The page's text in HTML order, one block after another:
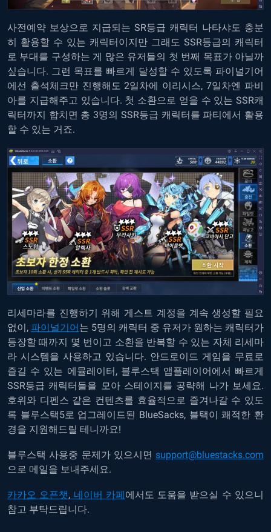
사전예약 보상으로 지급되는 SR등급 캐릭터 나타샤도 충분
히 활용할 수 있는 캐릭터이지만 그래도 SSR등급의 캐릭터
로 부대를 구성하는 게 많은 유저들의 첫 번째 목표가 아닐까
싶습니다. 그런 목표를 빠르게 달성할 수 있도록 파이널기어
에선 출석체크만 진행해도 2일차에 이리시스, 7일차엔 파비
아를 지급해주고 있습니다. 첫 소환으로 얻을 수 있는 SSR캐
릭터까지 합치면 총 3명의 SSR등급 캐릭터를 파티에서 활용
할 수 있는 거죠.
리세마라를 진행하기 위해 게스트 계정을 계속 생성할 필요
없이, 파이널기어는 5명의 캐릭터 중 유저가 원하는 캐릭터가
등장할 때까지 몇 번이고 소환을 반복할 수 있는 자체 리세마
라 시스템을 사용하고 있습니다. 안드로이드 게임을 무료로
즐길 수 있는 에뮬레이터, 블루스택 앱플레이어에서 빠르게
SSR등급 캐릭터들을 모아 스테이지를 공략해 나가 보세요.
호위와 디펜스 같은 컨텐츠를 효율적으로 즐겨나갈 수 있도
록 블루스택5로 업그레이드된 BlueSacks, 블택이 쾌적한 환
경을 지원해드릴 테니까요!
블루스택 사용중 문제가 있으시면 support@bluestacks.com
으로 메일을 보내주세요.
카카오 오픈챗, 네이버 카페에서도 도움을 받으실 수 있으니
참고 부탁드립니다.